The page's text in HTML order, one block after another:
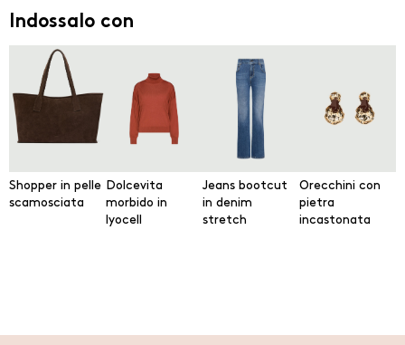
Indossalo con
Shopper in pelle
scamosciata
Dolcevita
morbido in
lyocell
Jeans bootcut
in denim
stretch
Orecchini con
pietra
incastonata